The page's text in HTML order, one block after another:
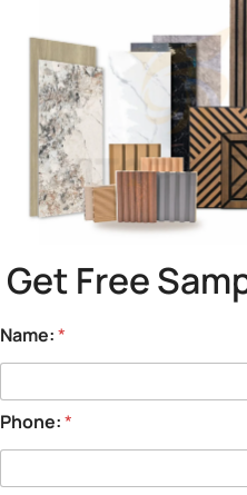
Delivery time
We will send out the samples
working days after
samples with you.
Get Free
Name:*
Phone:*